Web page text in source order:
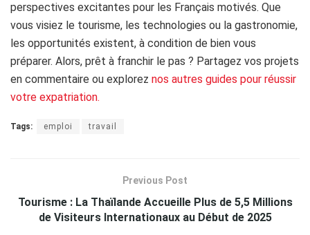
perspectives excitantes pour les Français motivés. Que
vous visiez le tourisme, les technologies ou la gastronomie,
les opportunités existent, à condition de bien vous
préparer. Alors, prêt à franchir le pas ? Partagez vos projets
en commentaire ou explorez nos autres guides pour réussir
votre expatriation.
Tags: emploi travail
Previous Post
Tourisme : La Thaïlande Accueille Plus de 5,5 Millions
de Visiteurs Internationaux au Début de 2025